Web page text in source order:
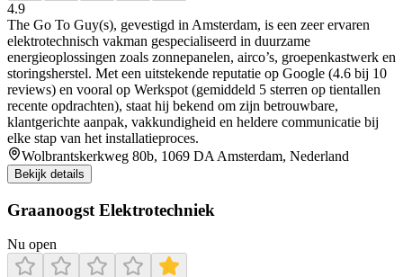
4.9
The Go To Guy(s), gevestigd in Amsterdam, is een zeer ervaren
elektrotechnisch vakman gespecialiseerd in duurzame
energieoplossingen zoals zonnepanelen, airco’s, groepenkastwerk en
storingsherstel. Met een uitstekende reputatie op Google (4.6 bij 10
reviews) en vooral op Werkspot (gemiddeld 5 sterren op tientallen
recente opdrachten), staat hij bekend om zijn betrouwbare,
klantgerichte aanpak, vakkundigheid en heldere communicatie bij
elke stap van het installatieproces.
Wolbrantskerkweg 80b, 1069 DA Amsterdam, Nederland
Bekijk details
Graanoogst Elektrotechniek
Nu open